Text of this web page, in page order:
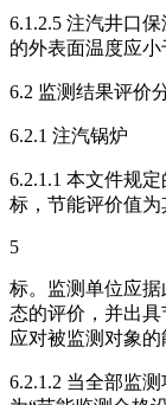
6.1.2.5 注汽井口
的外表面温度应小
6.2 监测结果评价
6.2.1 注汽锅炉
6.2.1.1 本文件规
标，节能评价值
5
标。监测单位应
态的评价，并出
应对被监测对象的
6.2.1.2 当全部监